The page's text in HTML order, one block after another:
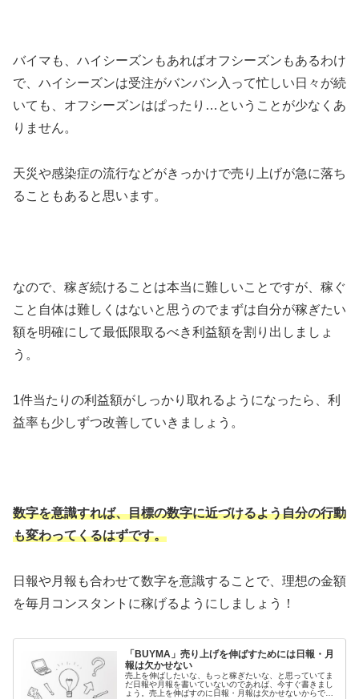
バイマも、ハイシーズンもあればオフシーズンもあるわけ
で、ハイシーズンは受注がバンバン入って忙しい日々が続
いても、オフシーズンはぱったり…ということが少なくあ
りません。
天災や感染症の流行などがきっかけで売り上げが急に落ち
ることもあると思います。
なので、稼ぎ続けることは本当に難しいことですが、稼ぐ
こと自体は難しくはないと思うのでまずは自分が稼ぎたい
額を明確にして最低限取るべき利益額を割り出しましょ
う。
1件当たりの利益額がしっかり取れるようになったら、利
益率も少しずつ改善していきましょう。
数字を意識すれば、目標の数字に近づけるよう自分の行動
も変わってくるはずです。
日報や月報も合わせて数字を意識することで、理想の金額
を毎月コンスタントに稼げるようにしましょう！
「BUYMA」売り上げを伸ばすためには日報・月
報は欠かせない
売上を伸ばしたいな、もっと稼ぎたいな、と思っていてま
だ日報や月報を書いていないのであれば、今すぐ書きまし
ょう。売上を伸ばすのに日報・月報は欠かせないからで